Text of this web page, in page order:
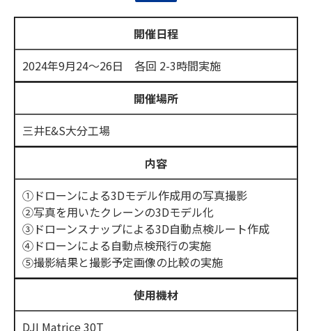
開催日程
2024年9月24～26日 各回 2-3時間実施
開催場所
三井E&S大分工場
内容
①ドローンによる3Dモデル作成用の写真撮影​
②写真を用いたクレーンの3Dモデル化​
③ドローンスナップによる3D自動点検ルート作成​
④ドローンによる自動点検飛行の実施​
⑤撮影結果と撮影予定画像の比較の実施
使用機材
DJI Matrice 30T​